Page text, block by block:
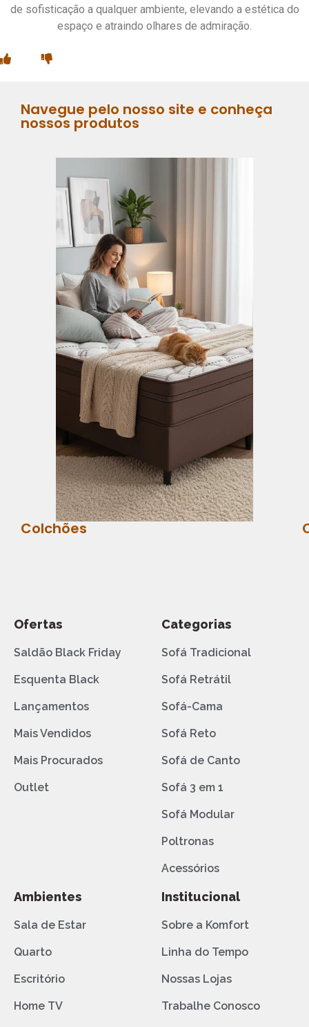
de sofisticação a qualquer ambiente, elevando a estética do
espaço e atraindo olhares de admiração.
Navegue pelo nosso site e conheça
nossos produtos
Colchões
Ofertas
Saldão Black Friday
Esquenta Black
Lançamentos
Mais Vendidos
Mais Procurados
Outlet
Categorias
Sofá Tradicional
Sofá Retrátil
Sofá-Cama
Sofá Reto
Sofá de Canto
Sofá 3 em 1
Sofá Modular
Poltronas
Acessórios
Ambientes
Sala de Estar
Quarto
Escritório
Home TV
Institucional
Sobre a Komfort
Linha do Tempo
Nossas Lojas
Trabalhe Conosco